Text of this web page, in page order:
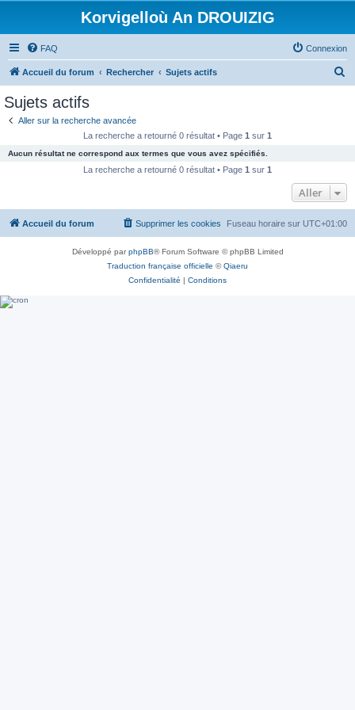
Korvigelloù An DROUIZIG
FAQ Connexion
Accueil du forum Rechercher Sujets actifs
c
e
Sujets actifs
Aller sur la recherche avancée
La recherche a retourné 0 résultat • Page 1 sur 1
Aucun résultat ne correspond aux termes que vous avez spécifiés.
La recherche a retourné 0 résultat • Page 1 sur 1
Aller
Accueil du forum Fuseau horaire sur UTC+01:00
Supprimer les cookies
Développé parphpBB® Forum Software © phpBB Limited
Traduction française officielle ©Qiaeru
Confidentialité | Conditions